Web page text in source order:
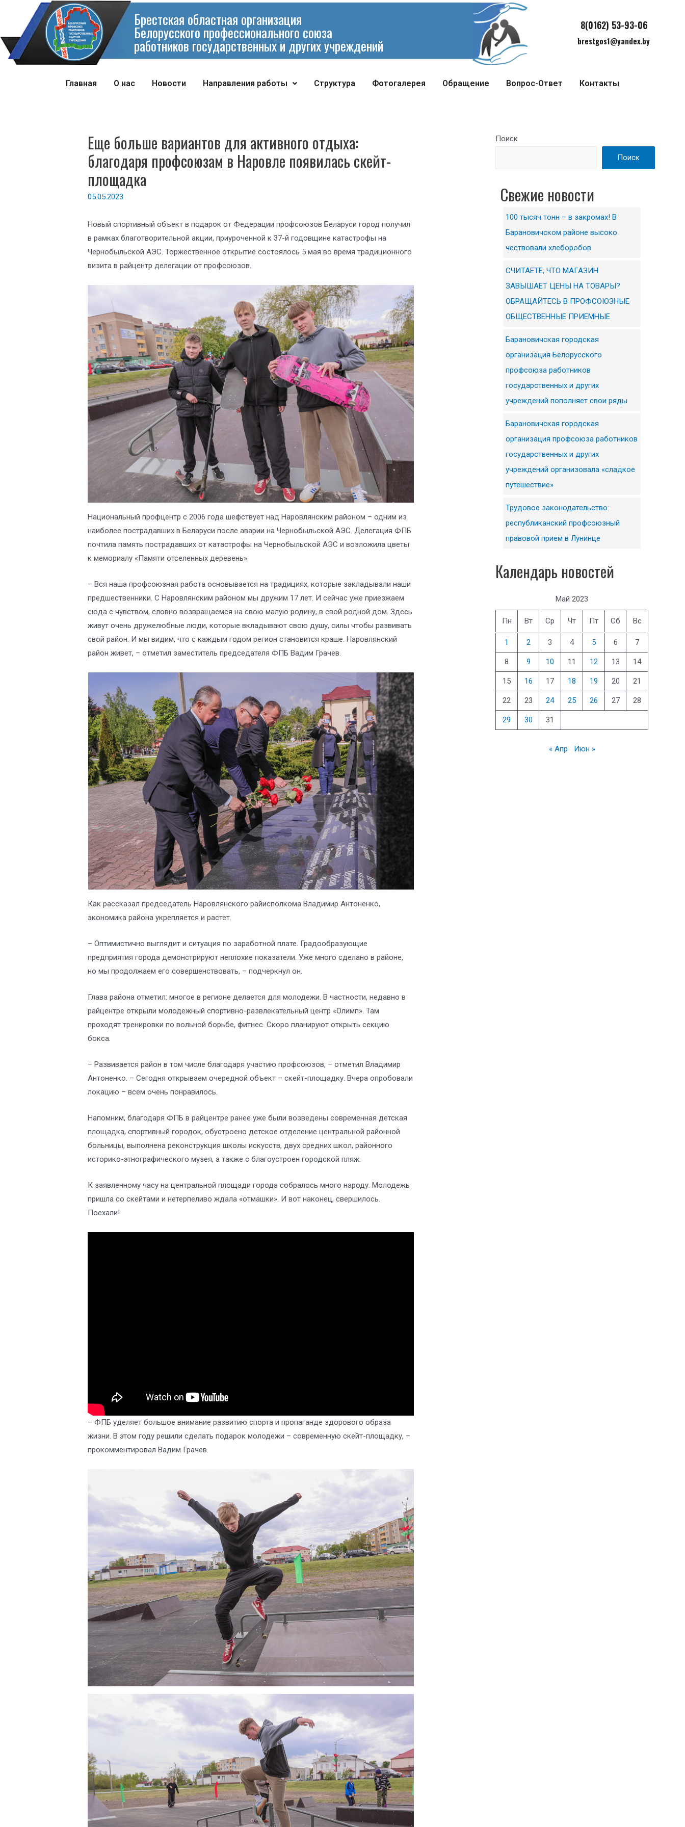
Брестская областная организация
Белорусского профессионального союза
работников государственных и других учреждений
8(0162) 53-93-06
brestgos1@yandex.by
Главная О нас Новости Направления работы Структура Фотогалерея Обращение Вопрос-Ответ Контакты
Еще больше вариантов для активного отдыха:
благодаря профсоюзам в Наровле появилась скейт-
площадка
05.05.2023
Новый спортивный объект в подарок от Федерации профсоюзов Беларуси город получил
в рамках благотворительной акции, приуроченной к 37-й годовщине катастрофы на
Чернобыльской АЭС. Торжественное открытие состоялось 5 мая во время традиционного
визита в райцентр делегации от профсоюзов.
Национальный профцентр с 2006 года шефствует над Наровлянским районом – одним из
наиболее пострадавших в Беларуси после аварии на Чернобыльской АЭС. Делегация ФПБ
почтила память пострадавших от катастрофы на Чернобыльской АЭС и возложила цветы
к мемориалу «Памяти отселенных деревень».
– Вся наша профсоюзная работа основывается на традициях, которые закладывали наши
предшественники. С Наровлянским районом мы дружим 17 лет. И сейчас уже приезжаем
сюда с чувством, словно возвращаемся на свою малую родину, в свой родной дом. Здесь
живут очень дружелюбные люди, которые вкладывают свою душу, силы чтобы развивать
свой район. И мы видим, что с каждым годом регион становится краше. Наровлянский
район живет, – отметил заместитель председателя ФПБ Вадим Грачев.
Как рассказал председатель Наровлянского райисполкома Владимир Антоненко,
экономика района укрепляется и растет.
– Оптимистично выглядит и ситуация по заработной плате. Градообразующие
предприятия города демонстрируют неплохие показатели. Уже много сделано в районе,
но мы продолжаем его совершенствовать, – подчеркнул он.
Глава района отметил: многое в регионе делается для молодежи. В частности, недавно в
райцентре открыли молодежный спортивно-развлекательный центр «Олимп». Там
проходят тренировки по вольной борьбе, фитнес. Скоро планируют открыть секцию
бокса.
– Развивается район в том числе благодаря участию профсоюзов, – отметил Владимир
Антоненко. – Сегодня открываем очередной объект – скейт-площадку. Вчера опробовали
локацию – всем очень понравилось.
Напомним, благодаря ФПБ в райцентре ранее уже были возведены современная детская
площадка, спортивный городок, обустроено детское отделение центральной районной
больницы, выполнена реконструкция школы искусств, двух средних школ, районного
историко-этнографического музея, а также с благоустроен городской пляж.
К заявленному часу на центральной площади города собралось много народу. Молодежь
пришла со скейтами и нетерпеливо ждала «отмашки». И вот наконец, свершилось.
Поехали!
– ФПБ уделяет большое внимание развитию спорта и пропаганде здорового образа
жизни. В этом году решили сделать подарок молодежи – современную скейт-площадку, –
прокомментировал Вадим Грачев.
Поиск
Поиск
Свежие новости
100 тысяч тонн – в закромах! В
Барановичском районе высоко
чествовали хлеборобов
СЧИТАЕТЕ, ЧТО МАГАЗИН
ЗАВЫШАЕТ ЦЕНЫ НА ТОВАРЫ?
ОБРАЩАЙТЕСЬ В ПРОФСОЮЗНЫЕ
ОБЩЕСТВЕННЫЕ ПРИЕМНЫЕ
Барановичская городская
организация Белорусского
профсоюза работников
государственных и других
учреждений пополняет свои ряды
Барановичская городская
организация профсоюза работников
государственных и других
учреждений организовала «сладкое
путешествие»
Трудовое законодательство:
республиканский профсоюзный
правовой прием в Лунинце
Календарь новостей
Май 2023
Пн Вт Ср Чт Пт Сб Вс
1 2 3 4 5 6 7
8 9 10 11 12 13 14
15 16 17 18 19 20 21
22 23 24 25 26 27 28
29 30 31
« Апр Июн »